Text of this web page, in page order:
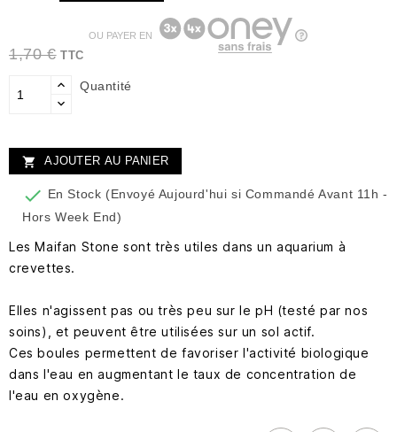
1,70 € TTC
OU PAYER EN
Quantité
 AJOUTER AU PANIER
 En Stock (Envoyé Aujourd'hui si Commandé Avant 11h -
Hors Week End)
Les Maifan Stone sont très utiles dans un aquarium à
crevettes.
Elles n'agissent pas ou très peu sur le pH (testé par nos
soins), et peuvent être utilisées sur un sol actif.
Ces boules permettent de favoriser l'activité biologique
dans l'eau en augmentant le taux de concentration de
l'eau en oxygène.